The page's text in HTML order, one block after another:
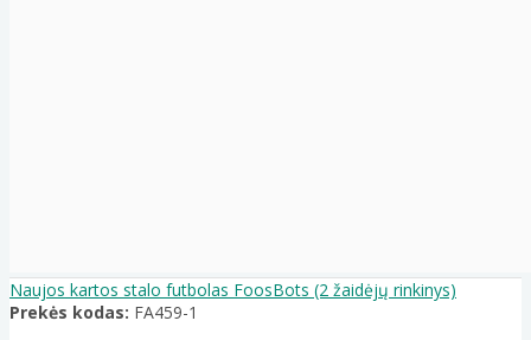
Naujos kartos stalo futbolas FoosBots (2 žaidėjų rinkinys)
Prekės kodas: FA459-1